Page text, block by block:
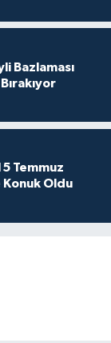
Bazlaması
Temmuz
Konuk Oldu